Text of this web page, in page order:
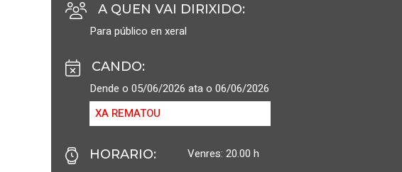
A QUEN VAI DIRIXIDO:
Para público en xeral
CANDO:
Dende o 05/06/2026 ata o 06/06/2026
XA REMATOU
HORARIO:
Venres: 20.00 h